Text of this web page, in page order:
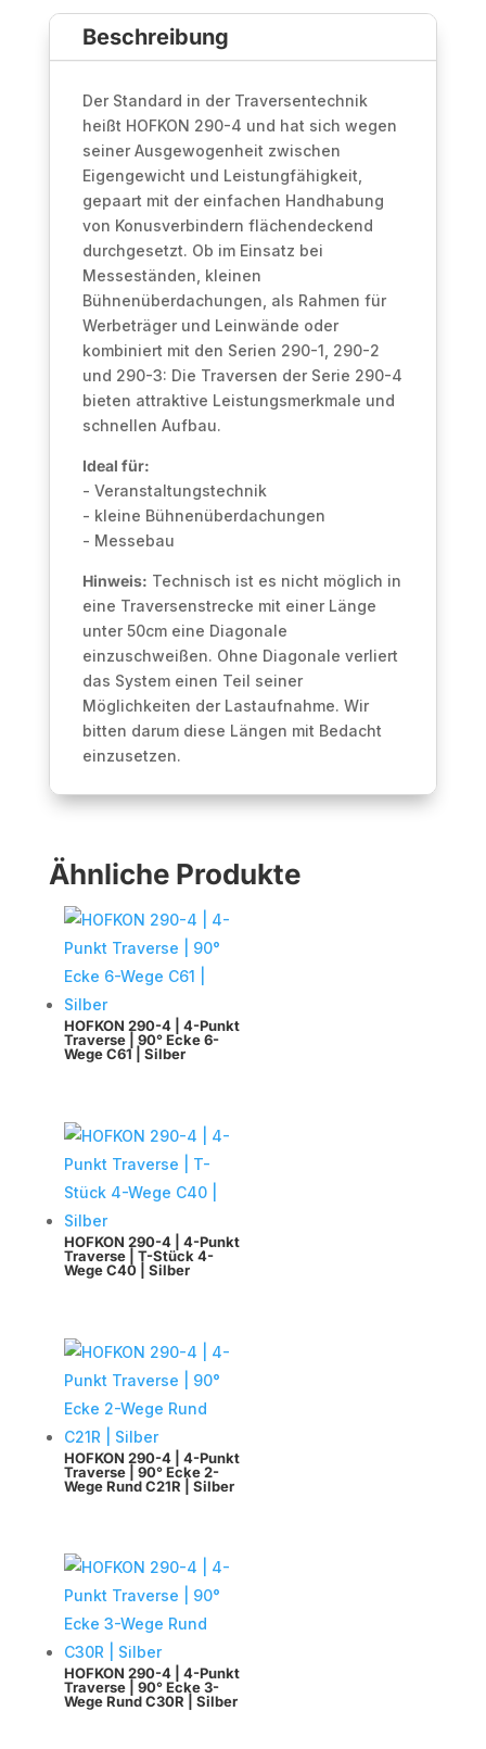
Stück
Wege
Silber
Menge
Beschreibung
Der Standard in der Traversentechnik
heißt HOFKON 290-4 und hat sich wegen
seiner Ausgewogenheit zwischen
Eigengewicht und Leistungfähigkeit,
gepaart mit der einfachen Handhabung
von Konusverbindern flächendeckend
durchgesetzt. Ob im Einsatz bei
Messeständen, kleinen
Bühnenüberdachungen, als Rahmen für
Werbeträger und Leinwände oder
kombiniert mit den Serien 290-1, 290-2
und 290-3: Die Traversen der Serie 290-4
bieten attraktive Leistungsmerkmale und
schnellen Aufbau.
Ideal für:
- Veranstaltungstechnik
- kleine Bühnenüberdachungen
- Messebau
Hinweis: Technisch ist es nicht möglich in
eine Traversenstrecke mit einer Länge
unter 50cm eine Diagonale
einzuschweißen. Ohne Diagonale verliert
das System einen Teil seiner
Möglichkeiten der Lastaufnahme. Wir
bitten darum diese Längen mit Bedacht
einzusetzen.
Ähnliche Produkte
HOFKON 290-4 | 4-Punkt
Traverse | 90° Ecke 6-
Wege C61 | Silber
HOFKON 290-4 | 4-Punkt
Traverse | T-Stück 4-
Wege C40 | Silber
HOFKON 290-4 | 4-Punkt
Traverse | 90° Ecke 2-
Wege Rund C21R | Silber
HOFKON 290-4 | 4-Punkt
Traverse | 90° Ecke 3-
Wege Rund C30R | Silber